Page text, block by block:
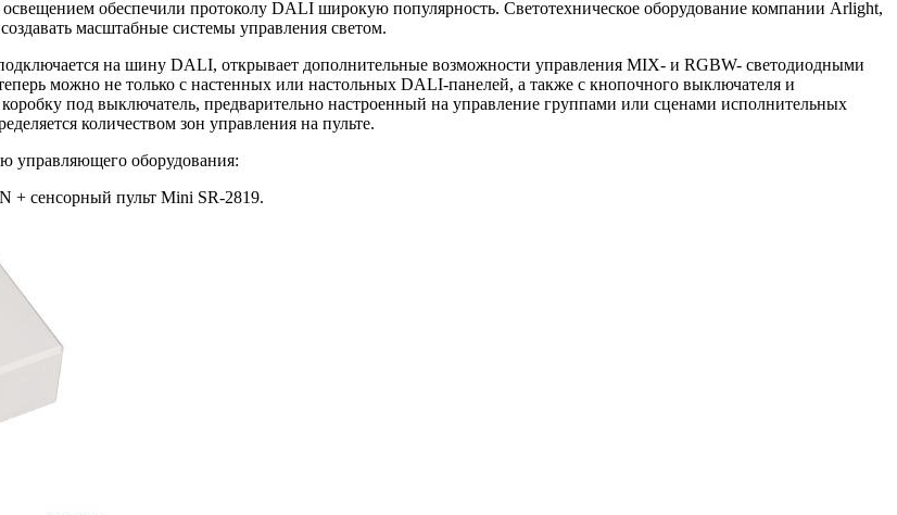
обеспечили протоколу DALI широкую популярность. Светотехническое оборудование компании Arlight,
масштабные системы управления светом.
на шину DALI, открывает дополнительные возможности управления MIX- и RGBW- светодиодными
можно не только с настенных или настольных DALI-панелей, а также с кнопочного выключателя и
под выключатель, предварительно настроенный на управление группами или сценами исполнительных
количеством зон управления на пульте.
управляющего оборудования:
+ сенсорный пульт Mini SR-2819.